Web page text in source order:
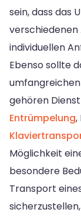
sein, dass das
verschiedenen
individuellen
Ebenso sollte
umfangreichen
gehören
Entrümpelung,
Möglichkeit
besondere
Transport